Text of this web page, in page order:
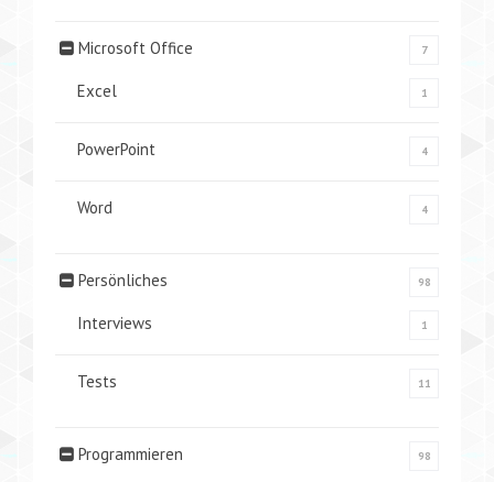
Microsoft Office 7
Excel 1
PowerPoint 4
Word 4
Persönliches 98
Interviews 1
Tests 11
Programmieren 98